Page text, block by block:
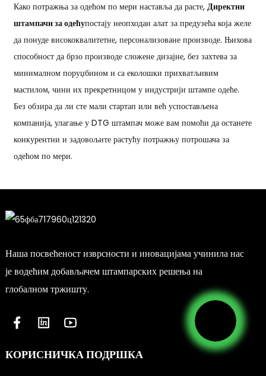
Како потражња за одећом по мери наставља да расте, Директни
штампачи за одећупостају неопходан алат за предузећа која желе
да понуде висококвалитетне, персонализоване производе. Њихова
способност да брзо производе сложене дизајне, без захтева за
минималном поруџбином и са еколошки прихватљивим
мастилом, чини их прекретницом у индустрији штампе одеће.
Без обзира да ли сте мали стартап или већ успостављена
компанија, улагање у DTG штампач може вам помоћи да останете
конкурентни и задовољите растућу потражњу потрошача за
одећом по мери.
Наша посвећеност изврсности и иновацијама учинила нас
је водећим добављачем штампарских решења на
глобалном тржишту.
КОРИСНИЧКА ПОДРШКА